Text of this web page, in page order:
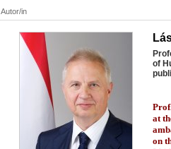
Autor/in
of
at
on